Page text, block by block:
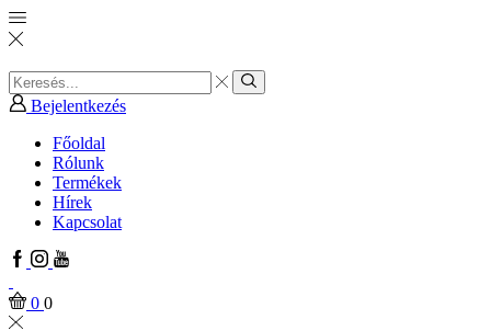
Search
input
Search
Bejelentkezés
Főoldal
Rólunk
Termékek
Hírek
Kapcsolat
Facebook
Instagram
Youtube
0 0